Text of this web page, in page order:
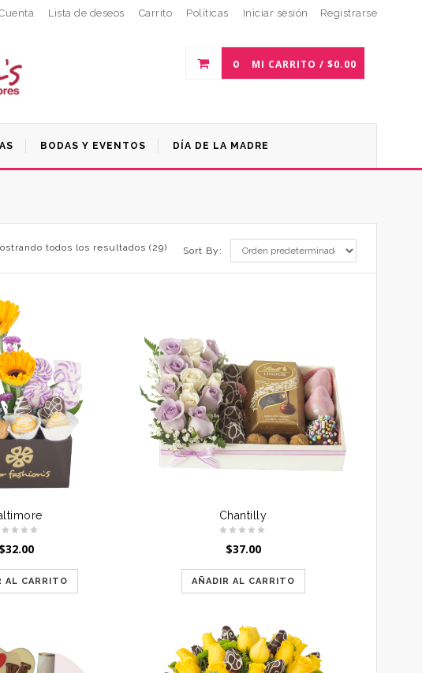
Lista de deseos Carrito Políticas Iniciar sesión Registrarse
0 MI CARRITO / $0.00
BODAS Y EVENTOS DÍA DE LA MADRE
todos los resultados (29) Sort By:
$32.00
AL CARRITO
Chantilly
$37.00
AÑADIR AL CARRITO